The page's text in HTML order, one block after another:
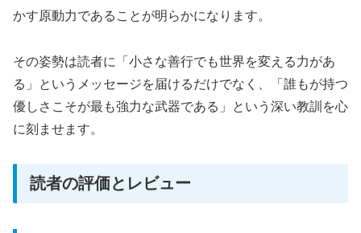
かす原動力であることが明らかになります。
その姿勢は読者に「小さな善行でも世界を変える力があ
る」というメッセージを届けるだけでなく、「誰もが持つ
優しさこそが最も強力な武器である」という深い教訓を心
に刻ませます。
読者の評価とレビュー